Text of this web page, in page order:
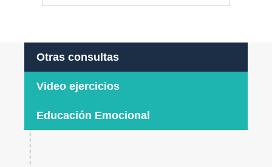
Otras consultas
Video ejercicios
Educación Emocional